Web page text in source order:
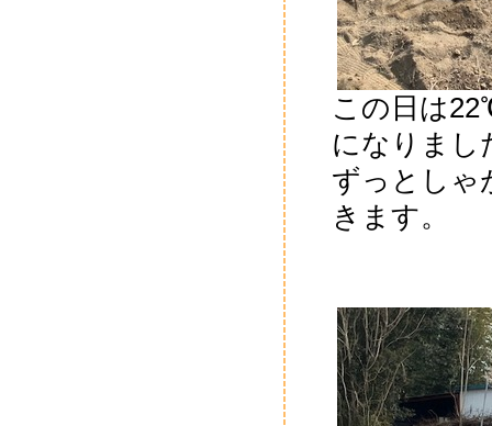
この日は
になりまし
ずっとしゃ
きます。